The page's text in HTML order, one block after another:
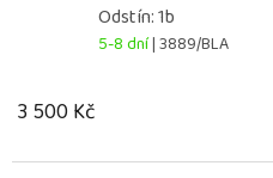
Odstín: 1b
5-8 dní| 3889/BLA
3 500 Kč